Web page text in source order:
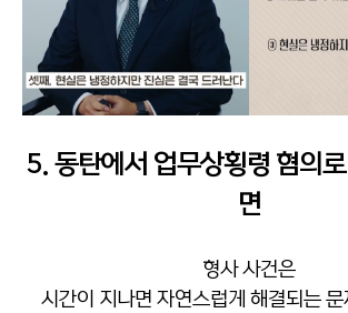
5. 동탄에서 업무상횡령 혐의
면
형사 사건은
시간이 지나면 자연스럽게 해결되는 문